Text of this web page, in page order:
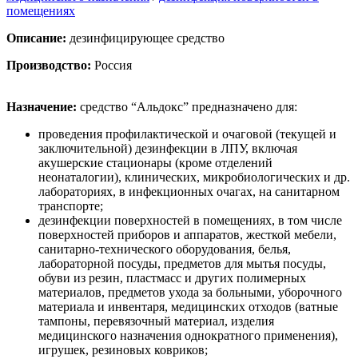
помещениях
Описание: дезинфицирующее средство
Производство: Россия
Назначение: средство “Альдокс” предназначено для:
проведения профилактической и очаговой (текущей и
заключительной) дезинфекции в ЛПУ, включая
акушерские стационары (кроме отделений
неонаталогии), клинических, микробиологических и др.
лабораториях, в инфекционных очагах, на санитарном
транспорте;
дезинфекции поверхностей в помещениях, в том числе
поверхностей приборов и аппаратов, жесткой мебели,
санитарно-технического оборудования, белья,
лабораторной посуды, предметов для мытья посуды,
обуви из резин, пластмасс и других полимерных
материалов, предметов ухода за больными, уборочного
материала и инвентаря, медицинских отходов (ватные
тампоны, перевязочный материал, изделия
медицинского назначения однократного применения),
игрушек, резиновых ковриков;